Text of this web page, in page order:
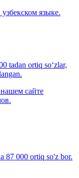
языке.
tadan ortiq so‘zlar,
сайте
87 000 ortiq so'z bor.